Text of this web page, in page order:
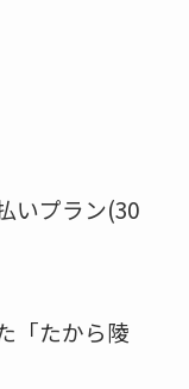
いプラン(30
「たから陵